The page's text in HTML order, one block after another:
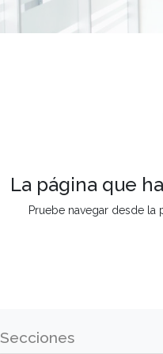
La página que
Pruebe navegar desde
Secciones